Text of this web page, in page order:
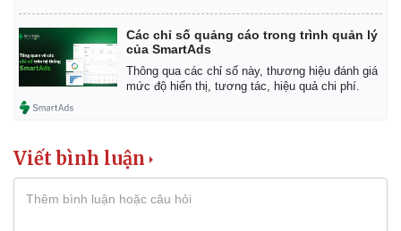
Các chỉ số quảng cáo trong trình quản lý
của SmartAds
Thông qua các chỉ số này, thương hiệu đánh giá
mức độ hiển thị, tương tác, hiệu quả chi phí.
Viết bình luận